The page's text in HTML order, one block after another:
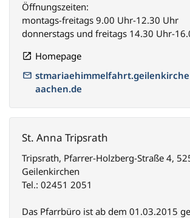
Öffnungszeiten:
montags-freitags 9.00 Uhr-12.30 Uhr
donnerstags und freitags 14.30 Uhr-
Homepage
aachen.de
St. Anna Tripsrath
Tripsrath, Pfarrer-Holzberg-Straße 4,
Geilenkirchen
Tel.: 02451 2051
Das Pfarrbüro ist ab dem 01.03.2015